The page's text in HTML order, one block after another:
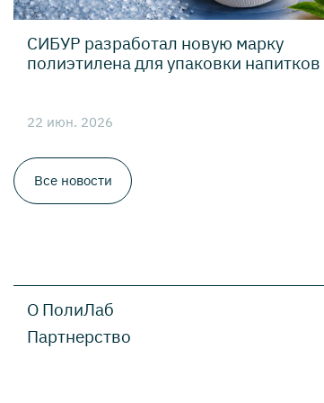
СИБУР разработал новую марку
полиэтилена для упаковки напитков
22 июн. 2026
Все новости
О ПолиЛаб
Партнерство